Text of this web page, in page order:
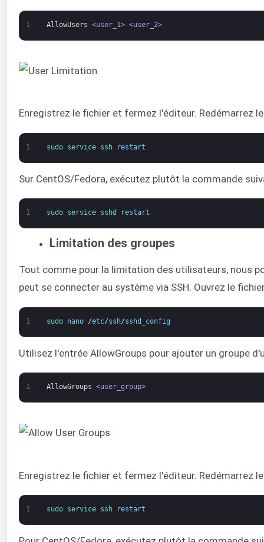
1 AllowUsers <user_1> <user_2>
Enregistrez le fichier et fermez l'éditeur. Redémarrez
1 sudo service ssh restart
Sur CentOS/Fedora, exécutez plutôt la commande
1 sudo service sshd restart
Limitation des groupes
Tout comme pour la limitation des utilisateurs, nous
peut se connecter au système via SSH. Ouvrez le
1 sudo nano /etc/ssh/sshd_config
Utilisez l'entrée AllowGroups pour ajouter un groupe
1 AllowGroups <user_group>
Enregistrez le fichier et fermez l'éditeur. Redémarrez
1 sudo service ssh restart